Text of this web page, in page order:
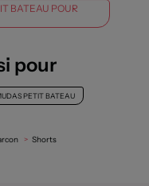
BATEAU POUR
pour
PETIT BATEAU
Shorts